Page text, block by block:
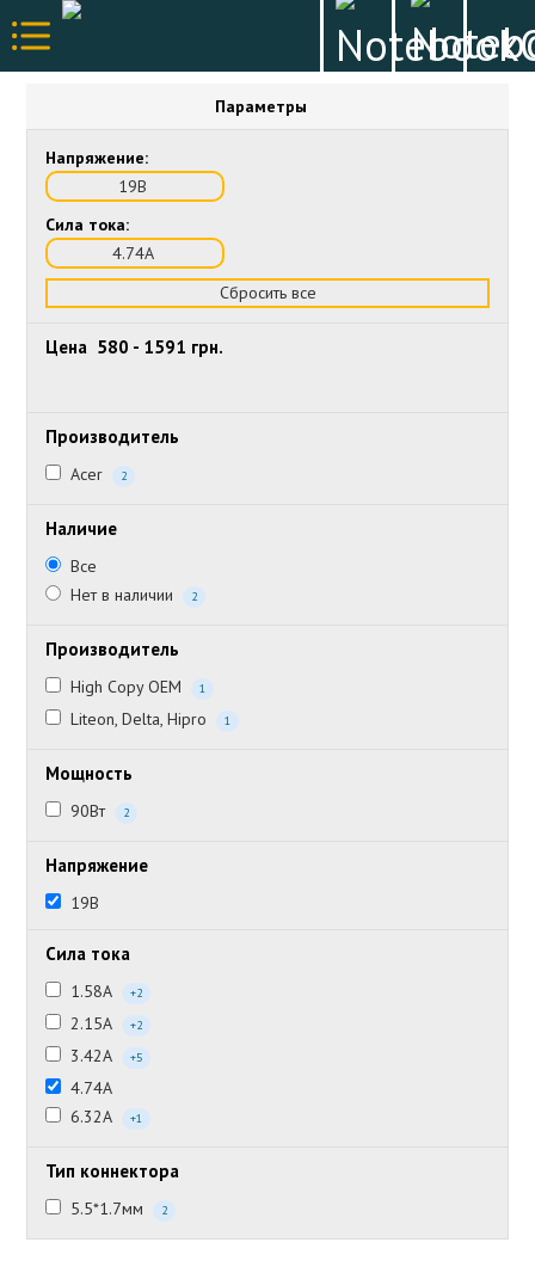
Параметры
Напряжение:
19В
Сила тока:
4.74А
Сбросить все
Цена 580 - 1591 грн.
Производитель
Acer 2
Наличие
Все
Нет в наличии
2
Производитель
High Copy OEM 1
Liteon, Delta, Hipro 1
Мощность
90Вт 2
Напряжение
19В
Сила тока
1.58А +2
2.15А +2
3.42А +5
4.74А
6.32А
+1
Тип коннектора
5.5*1.7мм 2